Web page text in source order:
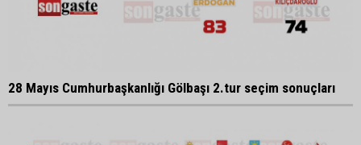
28 Mayıs Cumhurbaşkanlığı Gölbaşı 2.tur seçim sonuçları